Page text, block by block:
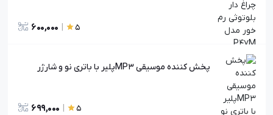
5
600,000
پخش کننده موسیقی MP3پلیر با باتری نو و شارژر
5
699,000